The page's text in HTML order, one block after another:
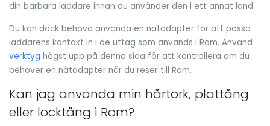
din bärbara laddare innan du använder den i ett annat land.
Du kan dock behöva använda en nätadapter för att passa
laddarens kontakt in i de uttag som används i Rom. Använd
verktyg högst upp på denna sida för att kontrollera om du
behöver en nätadapter när du reser till Rom.
Kan jag använda min hårtork, plattång
eller locktång i Rom?